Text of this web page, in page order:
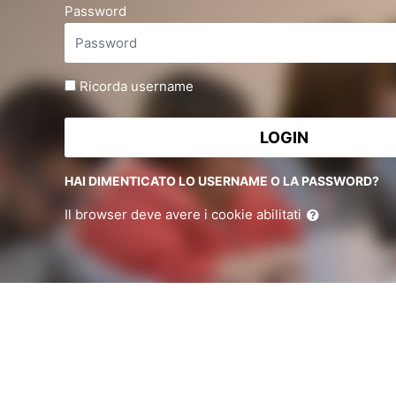
Password
Ricorda username
LOGIN
HAI DIMENTICATO LO USERNAME O LA PASSWORD?
Il browser deve avere i cookie abilitati